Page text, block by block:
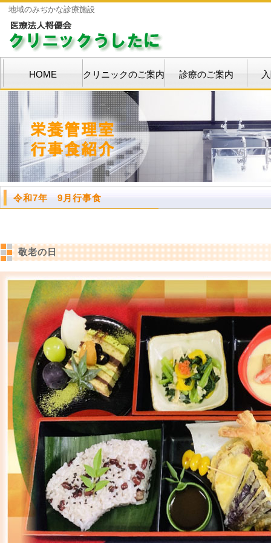
地域のみぢかな診療施設
HOME クリニックのご案内 診療のご案内
令和7年 9月行事食
敬老の日